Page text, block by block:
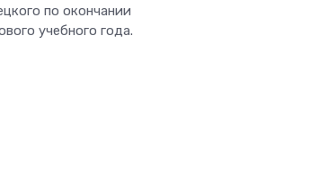
по окончании
учебного года.